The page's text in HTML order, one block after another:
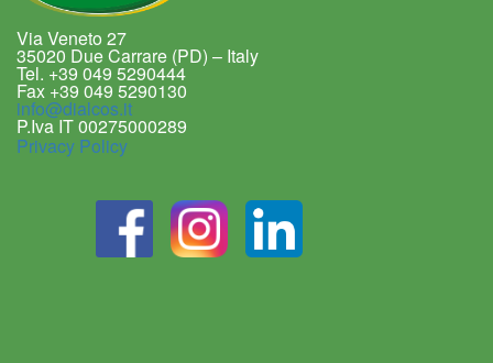
Via Veneto 27
35020 Due Carrare (PD) – Italy
Tel. +39 049 5290444
Fax +39 049 5290130
info@dialcos.it
P.Iva IT 00275000289
Privacy Policy